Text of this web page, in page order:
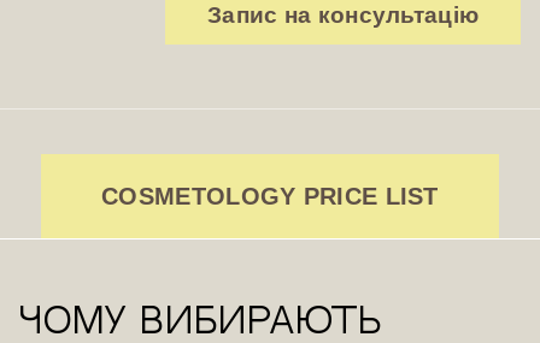
Запис на консультацію
COSMETOLOGY PRICE LIST
Чому вибирають